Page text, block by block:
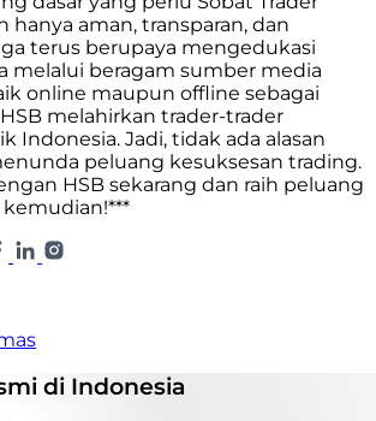
hanya aman, transparan, dan
terus berupaya mengedukasi
melalui beragam sumber media
online maupun offline sebagai
melahirkan trader-trader
Indonesia. Jadi, tidak ada alasan
peluang kesuksesan trading.
HSB sekarang dan raih peluang
di Indonesia